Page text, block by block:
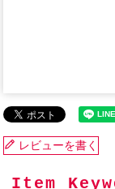
レビューを書く